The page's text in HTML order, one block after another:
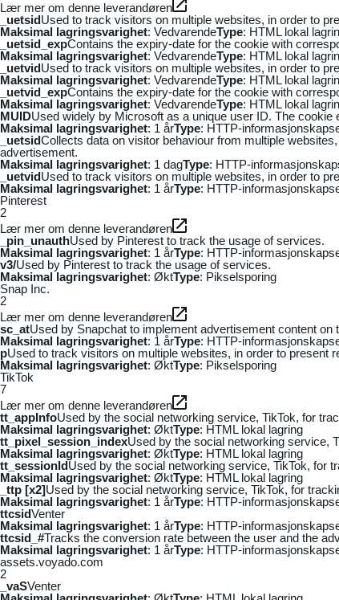
Lær mer om denne leverandøren
_uetsidUsed to track visitors on multiple websites, in order to
Maksimal lagringsvarighet: VedvarendeType: HTML lokal
_uetsid_expContains the expiry-date for the cookie with
Maksimal lagringsvarighet: VedvarendeType: HTML lokal
_uetvidUsed to track visitors on multiple websites, in order to
Maksimal lagringsvarighet: VedvarendeType: HTML lokal
_uetvid_expContains the expiry-date for the cookie with
Maksimal lagringsvarighet: VedvarendeType: HTML lokal
MUIDUsed widely by Microsoft as a unique user ID. The
Maksimal lagringsvarighet: 1 årType: HTTP-
_uetsidCollects data on visitor behaviour from multiple
advertisement.
Maksimal lagringsvarighet: 1 dagType: HTTP-
_uetvidUsed to track visitors on multiple websites, in order to
Maksimal lagringsvarighet: 1 årType: HTTP-
Pinterest
2
Lær mer om denne leverandøren
_pin_unauthUsed by Pinterest to track the usage of services.
Maksimal lagringsvarighet: 1 årType: HTTP-
v3/Used by Pinterest to track the usage of services.
Maksimal lagringsvarighet: ØktType: Pikselsporing
Snap Inc.
2
Lær mer om denne leverandøren
sc_atUsed by Snapchat to implement advertisement content
Maksimal lagringsvarighet: 1 årType: HTTP-
pUsed to track visitors on multiple websites, in order to present
Maksimal lagringsvarighet: ØktType: Pikselsporing
TikTok
7
Lær mer om denne leverandøren
tt_appInfoUsed by the social networking service, TikTok, for
Maksimal lagringsvarighet: ØktType: HTML lokal lagring
tt_pixel_session_indexUsed by the social networking service,
Maksimal lagringsvarighet: ØktType: HTML lokal lagring
tt_sessionIdUsed by the social networking service, TikTok, for
Maksimal lagringsvarighet: ØktType: HTML lokal lagring
_ttp [x2]Used by the social networking service, TikTok, for
Maksimal lagringsvarighet: 1 årType: HTTP-
ttcsidVenter
Maksimal lagringsvarighet: 1 årType: HTTP-
ttcsid_#Tracks the conversion rate between the user and the
Maksimal lagringsvarighet: 1 årType: HTTP-
assets.voyado.com
2
_vaSVenter